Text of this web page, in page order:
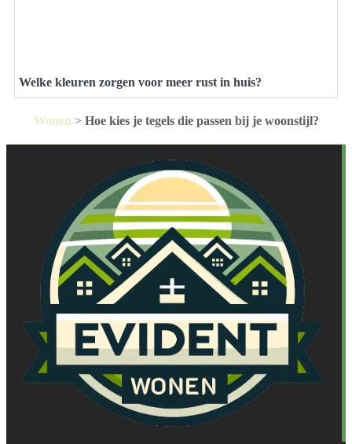
Welke kleuren zorgen voor meer rust in huis?
Wonen > Hoe kies je tegels die passen bij je woonstijl?